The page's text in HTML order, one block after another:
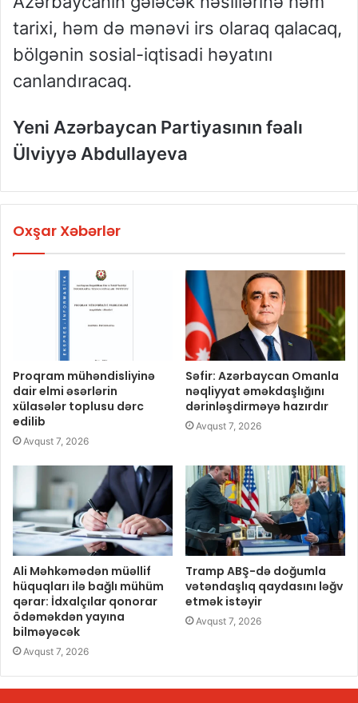
tarixi, həm də mənəvi irs olaraq qalacaq,
bölgənin sosial-iqtisadi həyatını
canlandıracaq.
Yeni Azərbaycan Partiyasının fəalı
Ülviyyə Abdullayeva
Oxşar Xəbərlər
Proqram mühəndisliyinə
dair elmi əsərlərin
xülasələr toplusu dərc
edilib
Avqust 7, 2026
Səfir: Azərbaycan Omanla
nəqliyyat əməkdaşlığını
dərinləşdirməyə hazırdır
Avqust 7, 2026
Ali Məhkəmədən müəllif
hüquqları ilə bağlı mühüm
qərar: İdxalçılar qonorar
ödəməkdən yayına
bilməyəcək
Avqust 7, 2026
Tramp ABŞ-də doğumla
vətəndaşlıq qaydasını ləğv
etmək istəyir
Avqust 7, 2026